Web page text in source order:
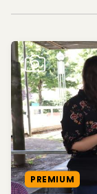
PREMIUM